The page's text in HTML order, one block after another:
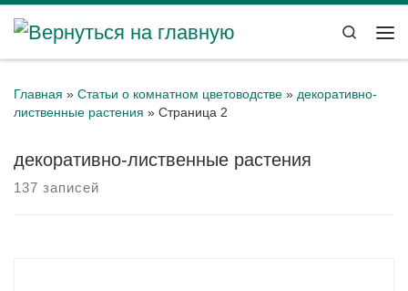
Перейти к содержимому
Search
Главная » Статьи о комнатном цветоводстве » декоративно-
лиственные растения » Страница 2
декоративно-лиственные растения
137 записей